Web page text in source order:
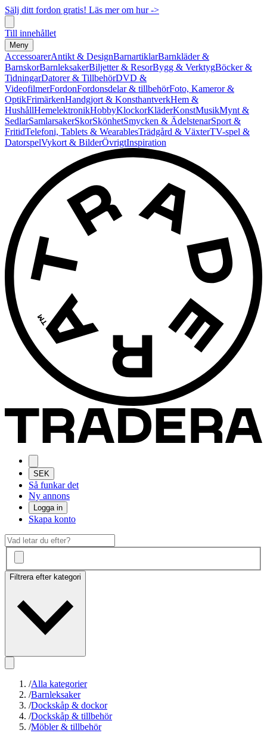
Sälj ditt fordon gratis! Läs mer om hur ->
Till innehållet
Meny
AccessoarerAntikt & DesignBarnartiklarBarnkläder &
BarnskorBarnleksakerBiljetter & ResorBygg & VerktygBöcker &
TidningarDatorer & TillbehörDVD &
VideofilmerFordonFordonsdelar & tillbehörFoto, Kameror &
OptikFrimärkenHandgjort & KonsthantverkHem &
HushållHemelektronikHobbyKlockorKläderKonstMusikMynt &
SedlarSamlarsakerSkorSkönhetSmycken & ÄdelstenarSport &
FritidTelefoni, Tablets & WearablesTrädgård & VäxterTV-spel &
DatorspelVykort & BilderÖvrigtInspiration
SEK
Så funkar det
Ny annons
Logga in
Skapa konto
Filtrera efter kategori
/Alla kategorier
/Barnleksaker
/Dockskåp & dockor
/Dockskåp & tillbehör
/Möbler & tillbehör